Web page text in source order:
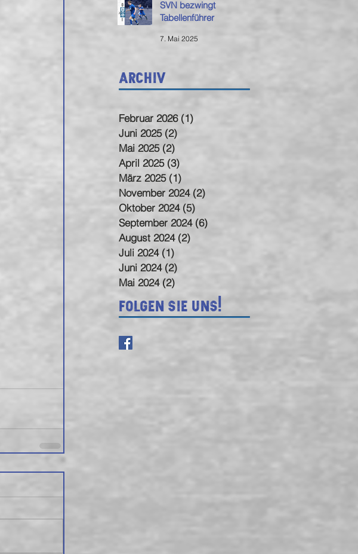
SVN bezwingt
Tabellenführer
7. Mai 2025
Archiv
Februar 2026 (1)
Juni 2025 (2)
Mai 2025 (2)
April 2025 (3)
März 2025 (1)
November 2024 (2)
Oktober 2024 (5)
September 2024 (6)
August 2024 (2)
Juli 2024 (1)
Juni 2024 (2)
Mai 2024 (2)
Folgen Sie uns!